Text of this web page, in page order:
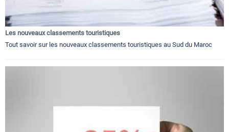
Les nouveaux classements touristiques
Tout savoir sur les nouveaux classements touristiques au Sud du Maroc